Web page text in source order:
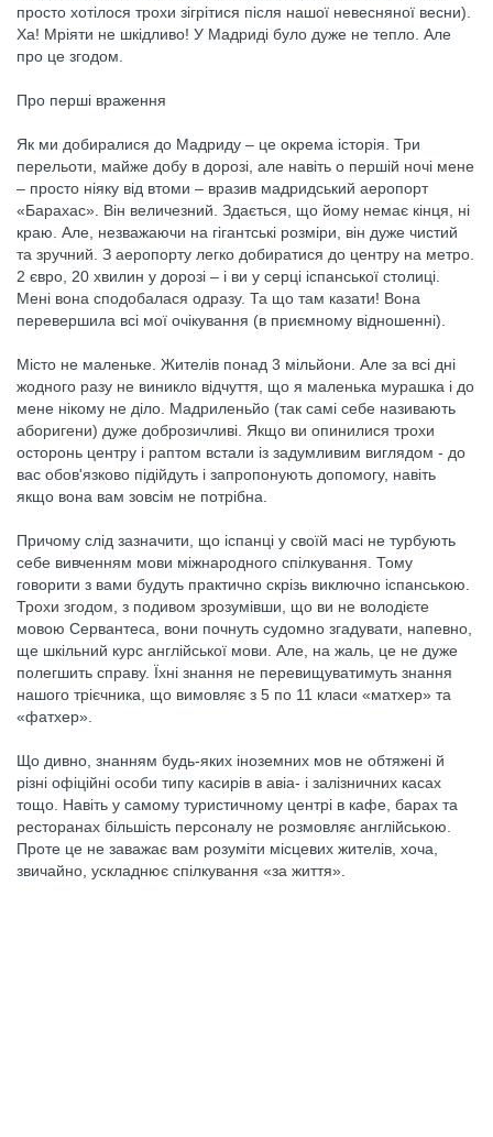
просто хотілося трохи зігрітися після нашої невесняної весни).
Ха! Мріяти не шкідливо! У Мадриді було дуже не тепло. Але
про це згодом.
Про перші враження
Як ми добиралися до Мадриду – це окрема історія. Три
перельоти, майже добу в дорозі, але навіть о першій ночі мене
– просто ніяку від втоми – вразив мадридський аеропорт
«Барахас». Він величезний. Здається, що йому немає кінця, ні
краю. Але, незважаючи на гігантські розміри, він дуже чистий
та зручний. З аеропорту легко добиратися до центру на метро.
2 євро, 20 хвилин у дорозі – і ви у серці іспанської столиці.
Мені вона сподобалася одразу. Та що там казати! Вона
перевершила всі мої очікування (в приємному відношенні).
Місто не маленьке. Жителів понад 3 мільйони. Але за всі дні
жодного разу не виникло відчуття, що я маленька мурашка і до
мене нікому не діло. Мадриленьйо (так самі себе називають
аборигени) дуже доброзичливі. Якщо ви опинилися трохи
осторонь центру і раптом встали із задумливим виглядом - до
вас обов'язково підійдуть і запропонують допомогу, навіть
якщо вона вам зовсім не потрібна.
Причому слід зазначити, що іспанці у своїй масі не турбують
себе вивченням мови міжнародного спілкування. Тому
говорити з вами будуть практично скрізь виключно іспанською.
Трохи згодом, з подивом зрозумівши, що ви не володієте
мовою Сервантеса, вони почнуть судомно згадувати, напевно,
ще шкільний курс англійської мови. Але, на жаль, це не дуже
полегшить справу. Їхні знання не перевищуватимуть знання
нашого трієчника, що вимовляє з 5 по 11 класи «матхер» та
«фатхер».
Що дивно, знанням будь-яких іноземних мов не обтяжені й
різні офіційні особи типу касирів в авіа- і залізничних касах
тощо. Навіть у самому туристичному центрі в кафе, барах та
ресторанах більшість персоналу не розмовляє англійською.
Проте це не заважає вам розуміти місцевих жителів, хоча,
звичайно, ускладнює спілкування «за життя».